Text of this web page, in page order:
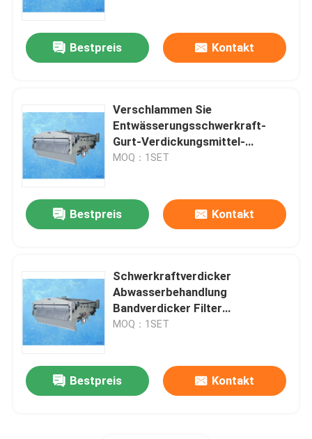
Bestpreis Kontakt
Verschlammen Sie
Entwässerungsschwerkraft-
Gurt-Verdickungsmittel-
Entwurfs-Festflüssigkeits-
MOQ：1SET
Bestpreis Kontakt
Schwerkraftverdicker
Abwasserbehandlung
Bandverdicker Filter
Niederdruck
MOQ：1SET
Bestpreis Kontakt